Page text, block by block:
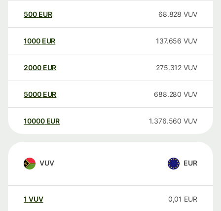
500 EUR 68.828 VUV
1000 EUR 137.656 VUV
2000 EUR 275.312 VUV
5000 EUR 688.280 VUV
10000 EUR 1.376.560 VUV
VUV EUR
1 VUV 0,01 EUR